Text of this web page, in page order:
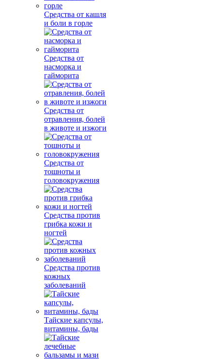
Средства от кашля
и боли в горле
Средства от
насморка и
гайморита
Средства от
отравления, болей
в животе и изжоги
Средства от
тошноты и
головокружения
Средства против
грибка кожи и
ногтей
Средства против
кожных
заболеваний
Тайские капсулы,
витамины, бады